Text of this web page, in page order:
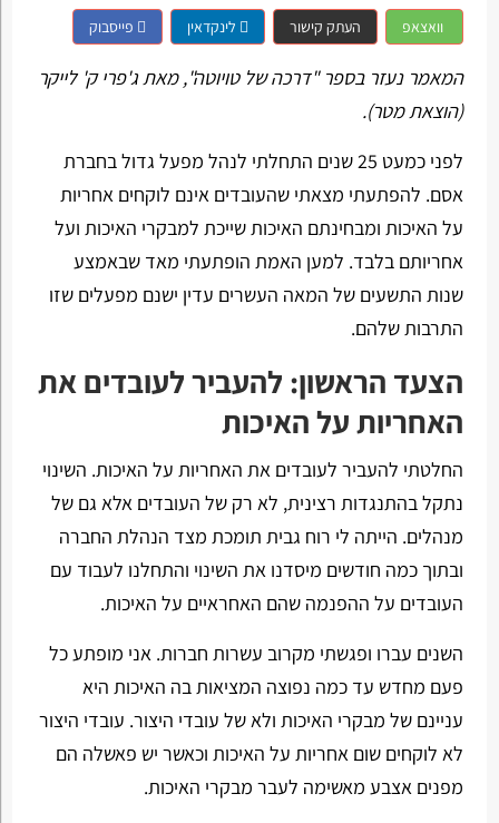
וואצאפ העתק קישור לינקדאין פייסבוק
המאמר נעזר בספר "דרכה של טויוטה", מאת ג'פרי ק' לייקר
(הוצאת מטר).
לפני כמעט 25 שנים התחלתי לנהל מפעל גדול בחברת
אסם. להפתעתי מצאתי שהעובדים אינם לוקחים אחריות
על האיכות ומבחינתם האיכות שייכת למבקרי האיכות ועל
אחריותם בלבד. למען האמת הופתעתי מאד שבאמצע
שנות התשעים של המאה העשרים עדין ישנם מפעלים שזו
התרבות שלהם.
הצעד הראשון: להעביר לעובדים את
האחריות על האיכות
החלטתי להעביר לעובדים את האחריות על האיכות. השינוי
נתקל בהתנגדות רצינית, לא רק של העובדים אלא גם של
מנהלים. הייתה לי רוח גבית תומכת מצד הנהלת החברה
ובתוך כמה חודשים מיסדנו את השינוי והתחלנו לעבוד עם
העובדים על ההפנמה שהם האחראיים על האיכות.
השנים עברו ופגשתי מקרוב עשרות חברות. אני מופתע כל
פעם מחדש עד כמה נפוצה המציאות בה האיכות היא
עניינם של מבקרי האיכות ולא של עובדי היצור. עובדי היצור
לא לוקחים שום אחריות על האיכות וכאשר יש פאשלה הם
מפנים אצבע מאשימה לעבר מבקרי האיכות.